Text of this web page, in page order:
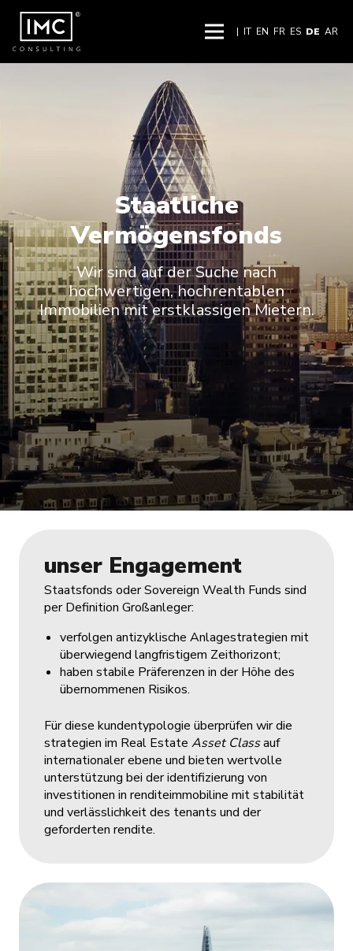
| IT EN FR ES DE AR
Staatliche
Vermögensfonds
Wir sind auf der Suche nach
hochwertigen, hochrentablen
Immobilien mit erstklassigen Mietern.
unser Engagement
Staatsfonds oder Sovereign Wealth Funds sind
per Definition Großanleger:
verfolgen antizyklische Anlagestrategien mit
überwiegend langfristigem Zeithorizont;
haben stabile Präferenzen in der Höhe des
übernommenen Risikos.
Für diese kundentypologie überprüfen wir die
strategien im Real Estate Asset Classauf
internationaler ebene und bieten wertvolle
unterstützung bei der identifizierung von
investitionen in renditeimmobiline mit stabilität
und verlässlichkeit des tenants und der
geforderten rendite.